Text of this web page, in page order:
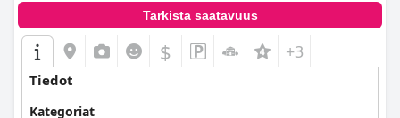
Tarkista saatavuus
$ +3
Tiedot
Kategoriat